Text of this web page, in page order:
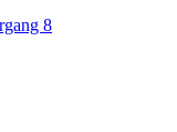
8